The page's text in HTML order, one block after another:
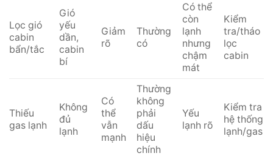
Lọc gió
cabin
bẩn/tắc
Gió
yếu
dần,
cabin
bí
Giảm
rõ
Thường
có
Có thể
còn
lạnh
nhưng
chậm
mát
Kiểm
tra/tháo
lọc
cabin
Thiếu
gas lạnh
Không
đủ
lạnh
Có
thể
vẫn
mạnh
Thường
không
phải
dấu
hiệu
chính
Yếu
lạnh rõ
Kiểm tra
hệ thống
lạnh/gas